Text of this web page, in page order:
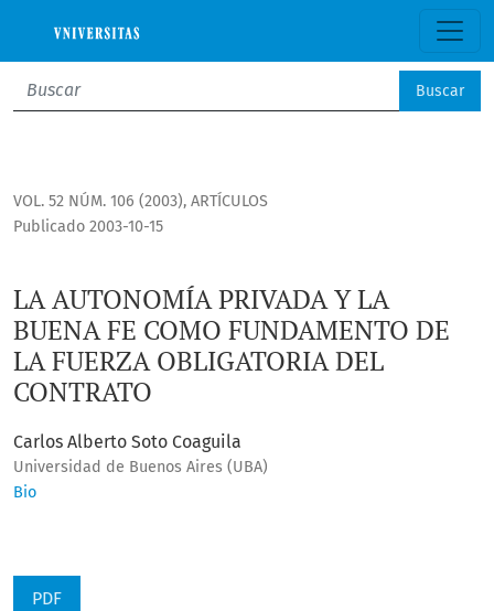
Buscar
VOL. 52 NÚM. 106 (2003), ARTÍCULOS
LA AUTONOMÍA PRIVADA Y LA
BUENA FE COMO FUNDAMENTO DE
LA FUERZA OBLIGATORIA DEL
CONTRATO
Publicado 2003-10-15
Carlos Alberto Soto Coaguila
Universidad de Buenos Aires (UBA)
Bio
PDF